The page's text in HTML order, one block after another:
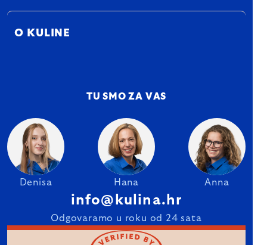
O KULINE
TU SMO ZA VAS
Denisa Hana Anna
info@kulina.hr
Odgovaramo u roku od 24 sata